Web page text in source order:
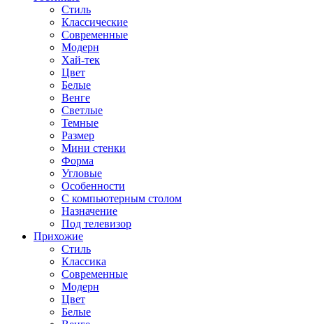
Стиль
Классические
Современные
Модерн
Хай-тек
Цвет
Белые
Венге
Светлые
Темные
Размер
Мини стенки
Форма
Угловые
Особенности
С компьютерным столом
Назначение
Под телевизор
Прихожие
Стиль
Классика
Современные
Модерн
Цвет
Белые